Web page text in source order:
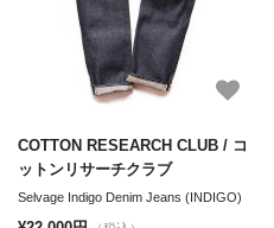
COTTON RESEARCH CLUB / コ
ットンリサーチクラブ
Selvage Indigo Denim Jeans (INDIGO)